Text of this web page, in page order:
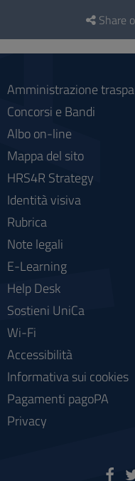
social
Share
Amministrazione
Concorsi e Bandi
Albo on-line
Mappa del sito
HRS4R Strategy
Identità visiva
Rubrica
Note legali
E-Learning
Help Desk
Sostieni UniCa
Wi-Fi
Accessibilità
Informativa sui cookies
Pagamenti pagoPA
Privacy